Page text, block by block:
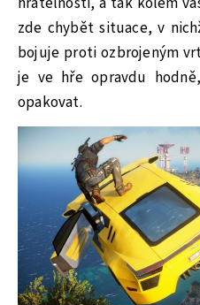
zde chybět situace, v
bojuje proti ozbrojeným
je ve hře opravdu
opakovat.